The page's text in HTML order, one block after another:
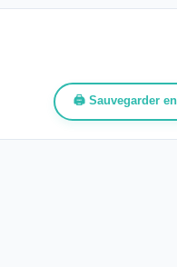
🖨️ Sauvegarder